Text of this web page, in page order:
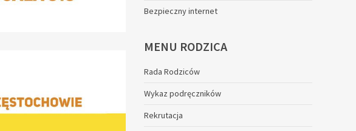
Bezpieczny internet
MENU RODZICA
Rada Rodziców
Wykaz podręczników
Rekrutacja